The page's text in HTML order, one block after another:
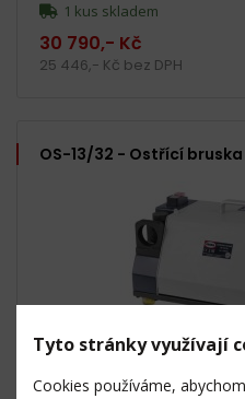
1 kus skladem
30 790,- Kč
25 446,- Kč bez DPH
OS-13/32 - Ostřící
1 kus skladem
Tyto stránky využívají
Cookies používáme,